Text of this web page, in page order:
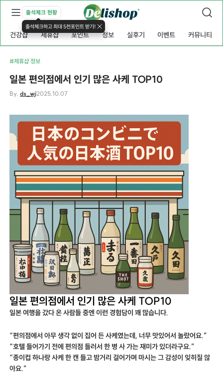
출석체크 현황
출석체크하고 최대 5천포인트 받기!
건강샵 제휴샵 포인트 정보 실후기 이벤트 커뮤니티
#제휴샵 정보
일본 편의점에서 인기 많은 사케 TOP10
By.ds_wj2025.10.07
일본 편의점에서 인기 많은 사케 TOP10
일본 여행을 갔다 온 사람들 중엔 이런 경험담이 꽤 많습니다.
“편의점에서 아무 생각 없이 집어 든 사케였는데, 너무 맛있어서 놀랐어요.”
“호텔 들어가기 전에 편의점 들러서 한 병 사 가는 재미가 있더라구요.”
“종이컵 하나랑 사케 한 캔 들고 밤거리 걸어가며 마시는 그 감성이 잊히질 않
아요.”